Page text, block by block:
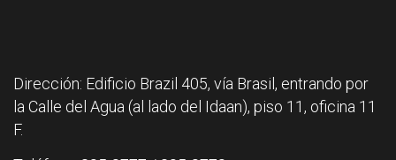
Dirección: Edificio Brazil 405, vía Brasil, entrando por
la Calle del Agua (al lado del Idaan), piso 11, oficina 11
F.